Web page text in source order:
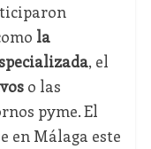
la
, el
o las
pyme. El
en Málaga este